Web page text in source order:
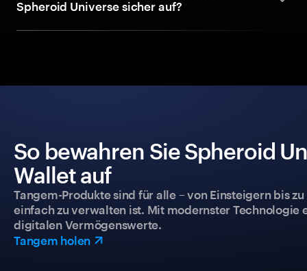
Spheroid Universe sicher auf?
So bewahren Sie Spheroid
Wallet auf
Tangem-Produkte sind für alle – von Einsteigern bis
einfach zu verwalten ist. Mit modernster
digitalen Vermögenswerte.
Tangem holen